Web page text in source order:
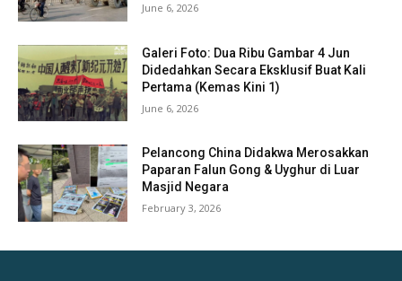
June 6, 2026
Galeri Foto: Dua Ribu Gambar 4 Jun
Didedahkan Secara Eksklusif Buat Kali
Pertama (Kemas Kini 1)
June 6, 2026
Pelancong China Didakwa Merosakkan
Paparan Falun Gong & Uyghur di Luar
Masjid Negara
February 3, 2026